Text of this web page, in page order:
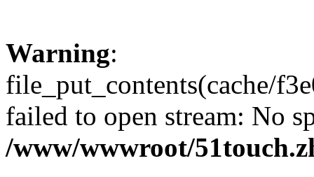
Warning:
file_put_contents(cache/
failed to open stream: No
/www/wwwroot/